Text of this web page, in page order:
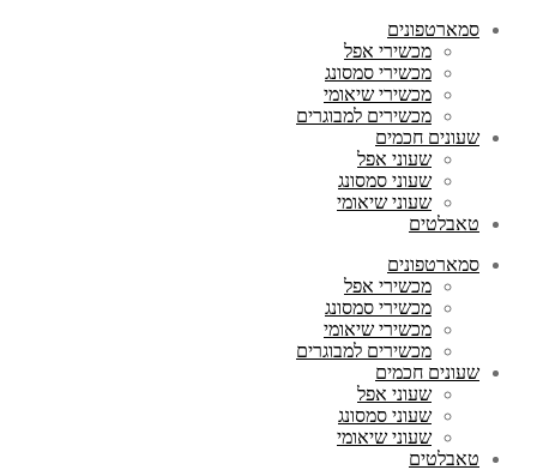
סמארטפונים
מכשירי אפל
מכשירי סמסונג
מכשירי שיאומי
מכשירים למבוגרים
שעונים חכמים
שעוני אפל
שעוני סמסונג
שעוני שיאומי
טאבלטים
סמארטפונים
מכשירי אפל
מכשירי סמסונג
מכשירי שיאומי
מכשירים למבוגרים
שעונים חכמים
שעוני אפל
שעוני סמסונג
שעוני שיאומי
טאבלטים